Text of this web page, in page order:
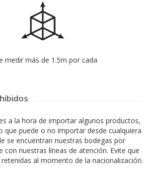
medir más de 1.5m por cada
a la hora de importar algunos productos,
que puede o no importar desde cualquiera
se encuentran nuestras bodegas por
con nuestras líneas de atención. Evite que
al momento de la nacionalización.